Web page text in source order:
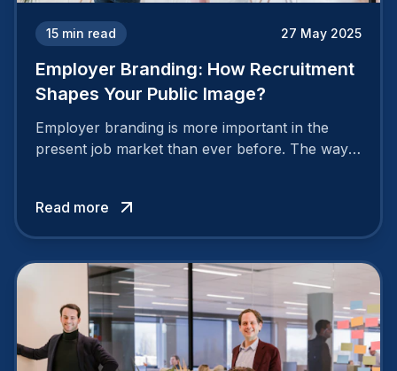
15 min read 27 May 2025
Employer Branding: How Recruitment
Shapes Your Public Image?
Employer branding is more important in the
present job market than ever before. The way
Read more